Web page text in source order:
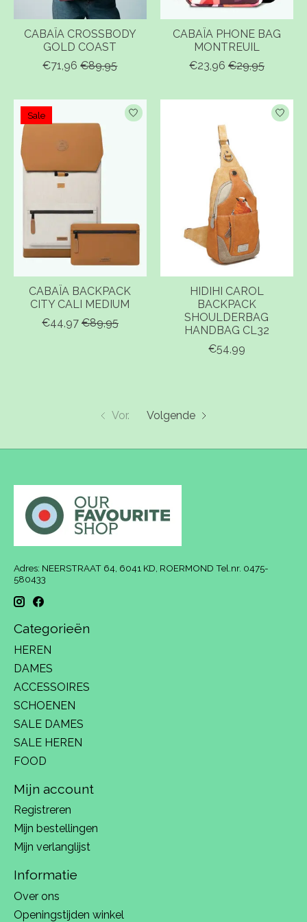
CABAÏA CROSSBODY
GOLD COAST
€71,96 €89,95
CABAÏA PHONE BAG
MONTREUIL
€23,96 €29,95
Sale
CABAÏA BACKPACK
CITY CALI MEDIUM
€44,97 €89,95
HIDIHI CAROL
BACKPACK
SHOULDERBAG
HANDBAG CL32
€54,99
Vor. Volgende
Adres: NEERSTRAAT 64, 6041 KD, ROERMOND Tel.nr. 0475-
580433
Categorieën
HEREN
DAMES
ACCESSOIRES
SCHOENEN
SALE DAMES
SALE HEREN
FOOD
Mijn account
Registreren
Mijn bestellingen
Mijn verlanglijst
Informatie
Over ons
Openingstijden winkel